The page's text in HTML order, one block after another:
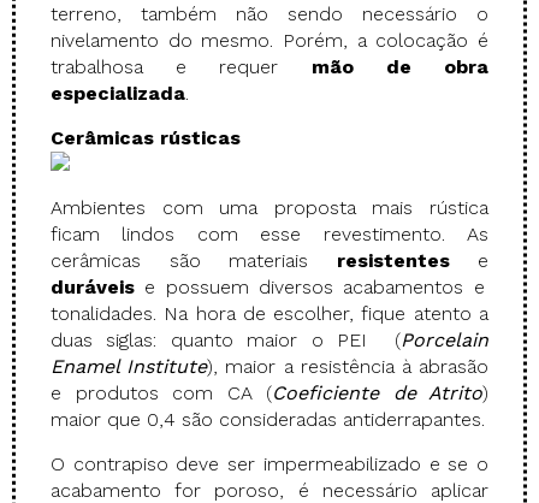
terreno, também não sendo necessário o
nivelamento do mesmo. Porém, a colocação é
trabalhosa e requer mão de obra
especializada
Cerâmicas rústicas
Ambientes com uma proposta mais rústica
ficam lindos com esse revestimento. As
cerâmicas são materiais resistentese
duráveis e possuem diversos acabamentos e
tonalidades. Na hora de escolher, fique atento a
duas siglas: quanto maior o PEI (Porcelain
Enamel Institute), maior a resistência à abrasão
e produtos com CA (Coeficiente de Atrito)
maior que 0,4 são consideradas antiderrapantes.
O contrapiso deve ser impermeabilizado e se o
acabamento for poroso, é necessário aplicar